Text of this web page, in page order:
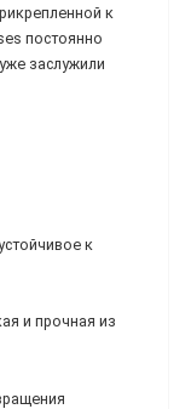
к
постоянно
заслужили
к
и прочная из